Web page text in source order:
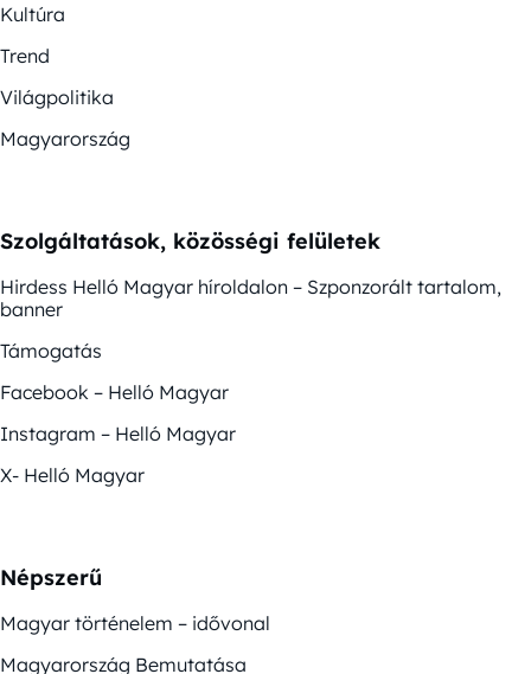
Kultúra
Trend
Világpolitika
Magyarország
Szolgáltatások, közösségi felületek
Hirdess Helló Magyar híroldalon – Szponzorált tartalom,
banner
Támogatás
Facebook – Helló Magyar
Instagram – Helló Magyar
X- Helló Magyar
Népszerű
Magyar történelem – idővonal
Magyarország Bemutatása